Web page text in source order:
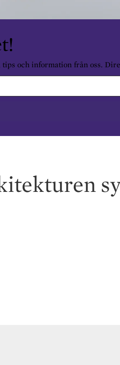
tips och information från oss.